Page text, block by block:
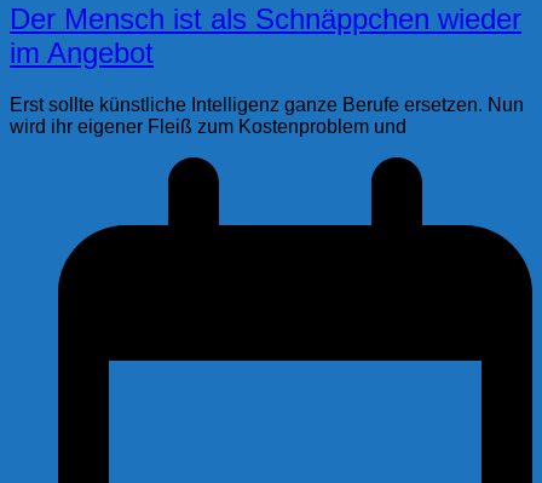
Der Mensch ist als Schnäppchen wieder
im Angebot
Erst sollte künstliche Intelligenz ganze Berufe ersetzen. Nun
wird ihr eigener Fleiß zum Kostenproblem und